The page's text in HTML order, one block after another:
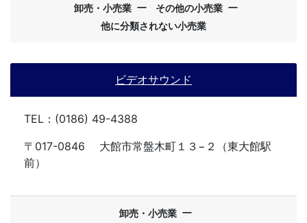
卸売・小売業 ー その他の小売業 ー
他に分類されない小売業
ビデオサウンド
TEL：(0186) 49-4388
〒017-0846
大館市常盤木町１３−２（東大館駅
前）
卸売・小売業 ー